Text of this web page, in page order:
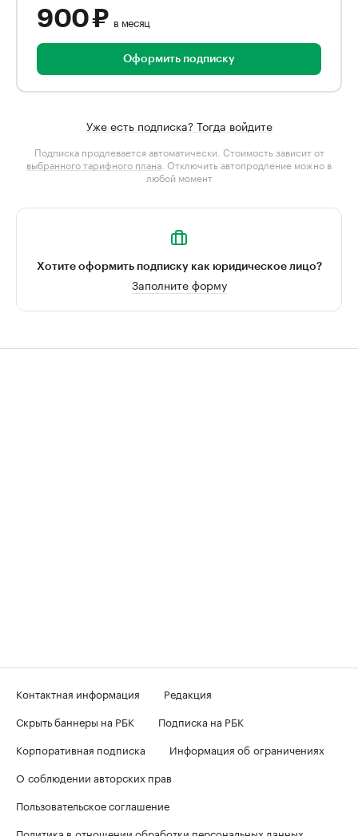
900 ₽ в месяц
Оформить подписку
Уже есть подписка? Тогда войдите
Подписка продлевается автоматически. Стоимость зависит от
выбранного тарифного плана . Отключить автопродление можно в
любой момент
Хотите оформить подписку как юридическое лицо?
Заполните форму
Контактная информация
Редакция
Скрыть баннеры на РБК
Подписка на РБК
Корпоративная подписка
Информация об ограничениях
О соблюдении авторских прав
Пользовательское соглашение
Политика в отношении обработки персональных данных